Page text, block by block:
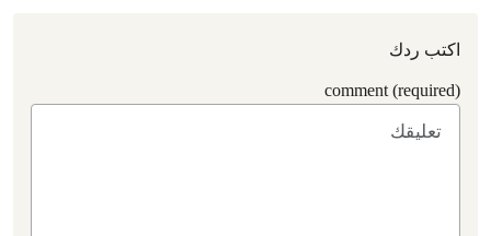
اكتب ردك
comment (required)